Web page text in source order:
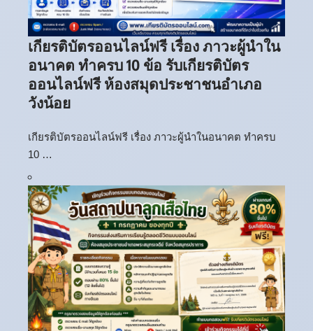
เกียรติบัตรออนไลน์ฟรี เรื่อง ภาวะผู้นำใน
อนาคต ทำครบ 10 ข้อ รับเกียรติบัตร
ออนไลน์ฟรี ห้องสมุดประชาชนอำเภอ
วังน้อย
เกียรติบัตรออนไลน์ฟรี เรื่อง ภาวะผู้นำในอนาคต ทำครบ
10 …